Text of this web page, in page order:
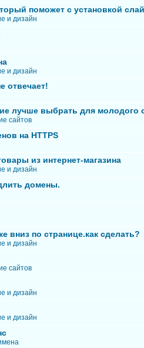
поможет с установкой
и дизайн
и дизайн
отвечает!
лучше выбрать для молодого
сайтов
на HTTPS
из интернет-магазина
и дизайн
домены.
вниз по странице.как сделать?
и дизайн
сайтов
и дизайн
и дизайн